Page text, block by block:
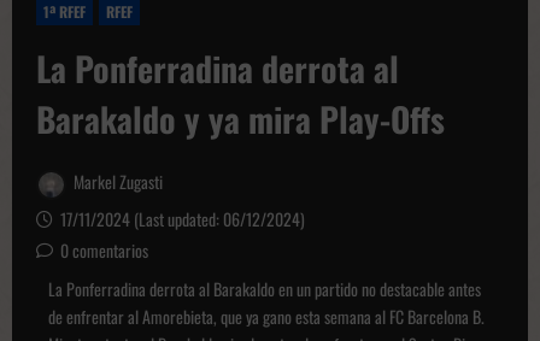
1ª RFEF RFEF
La Ponferradina derrota al
Barakaldo y ya mira Play-Offs
Markel Zugasti
17/11/2024 (Last updated: 06/12/2024)
0 comentarios
La Ponferradina derrota al Barakaldo en un partido no destacable antes
de enfrentar al Amorebieta, que ya gano esta semana al FC Barcelona B.